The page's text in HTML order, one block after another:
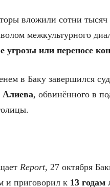
вложили сотни
межкультурного
угрозы или переносе
в Баку завершился
, обвинённого в
Report, 27 октября
и приговорил к 13